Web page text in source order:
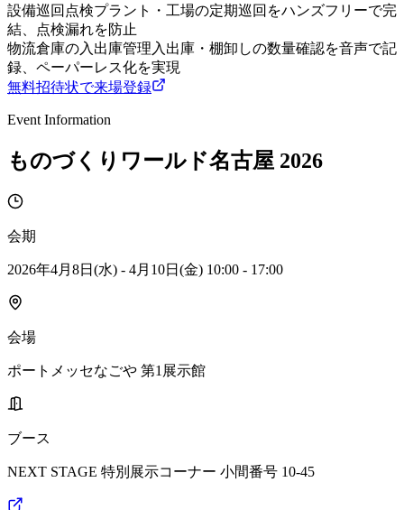
設備巡回点検プラント・工場の定期巡回をハンズフリーで完
結、点検漏れを防止
物流倉庫の入出庫管理 入出庫・棚卸しの数量確認を音声で記
録、ペーパーレス化を実現
無料招待状で来場登録
Event Information
ものづくりワールド名古屋 2026
会期
2026年4月8日(水) - 4月10日(金) 10:00 - 17:00
会場
ポートメッセなごや 第1展示館
ブース
NEXT STAGE 特別展示コーナー 小間番号 10-45